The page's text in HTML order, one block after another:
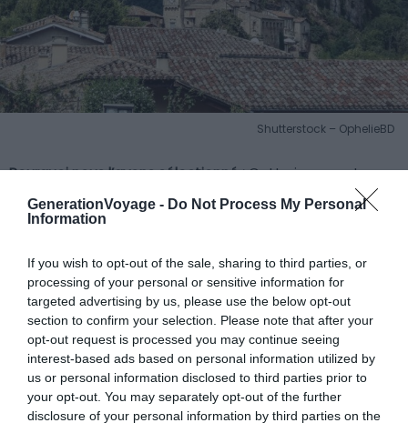
GenerationVoyage - Do Not Process My Personal
Information
If you wish to opt-out of the sale, sharing to third parties, or
processing of your personal or sensitive information for
targeted advertising by us, please use the below opt-out
section to confirm your selection. Please note that after your
opt-out request is processed you may continue seeing
interest-based ads based on personal information utilized by
us or personal information disclosed to third parties prior to
your opt-out. You may separately opt-out of the further
disclosure of your personal information by third parties on the
Shutterstock – OphelieBD
Pourquoi nous l’avons sélectionné :Cette imposante
forteresse avec son histoire médiévale et ses vues
imprenables offrant un panorama à 360° sur les Gorges
Pour en savoir plus :Édifié au Moyen Âge, le château subit
moults péripéties, notamment au cours de la guerre de
Cent Ans. Aujourd’hui, il fait l’objet de travaux de
restauration réguliers pour préserver son caractère
authentique. L’accès se fait facilement depuis la route
qui longe l’Aveyron, et vous pouvez profiter de visites